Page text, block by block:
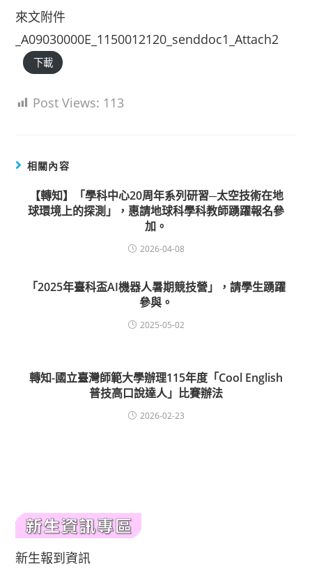
來文附件
_A09030000E_1150012120_senddoc1_Attach2
下載
Post Views: 113
相關內容
【轉知】「學科中心20周年系列研習─太空技術在地
球環境上的探測」，惠請地球科學科教師踴躍報名參
加。
2026-04-08
「2025年臺科盃AI機器人暑期競技營」，請學生踴躍
參與。
2025-05-02
轉知-國立臺灣師範大學辦理115年度「Cool English
普技高口說達人」比賽辦法
2026-02-23
新生報到資訊